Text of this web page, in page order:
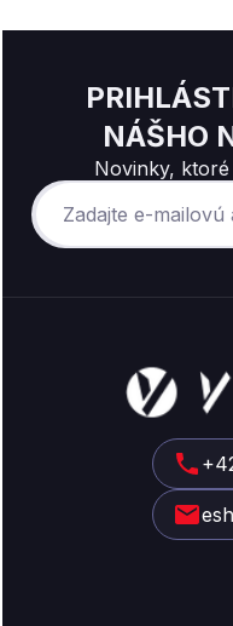
NÁŠHO
Novinky,